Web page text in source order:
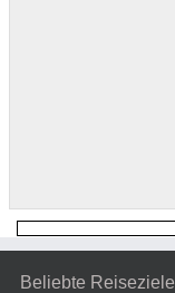
Beliebte Reiseziele